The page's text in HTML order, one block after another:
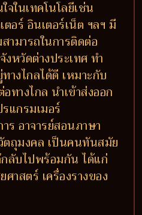
จในเทคโนโลยีเช่น
อร์ อินเตอร์เน็ต ฯลฯ มี
ามารถในการติดต่อ
งหวัดต่างประเทศ ทำ
งไกลได้ดี เหมาะกับ
ทางไกล นำเข้าส่งออก
แกรมเมอร์
ร อาจารย์สอนภาษา
ตถุมงคล เป็นคนทันสมัย
ลับไปพร้อมกัน ได้แก่
าสตร์ เครื่องรางของ